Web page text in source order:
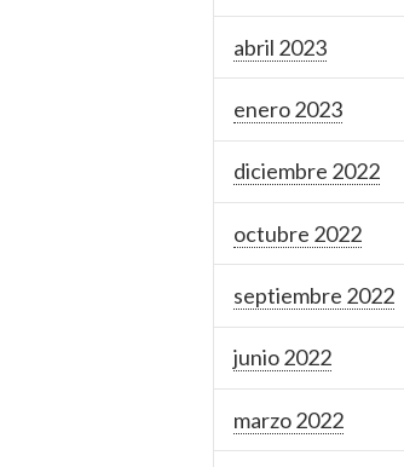
abril 2023
enero 2023
diciembre 2022
octubre 2022
septiembre 2022
junio 2022
marzo 2022